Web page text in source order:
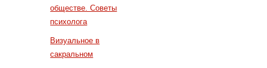
обществе. Советы
психолога
Визуальное в
сакральном